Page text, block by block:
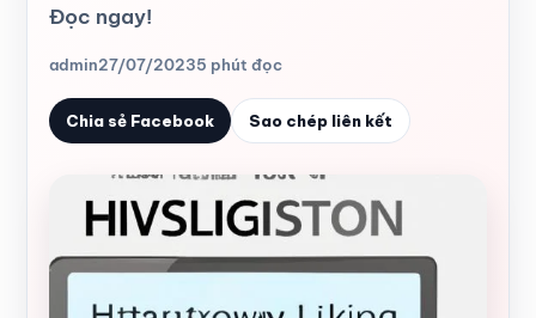
Đọc ngay!
admin27/07/20235 phút đọc
Chia sẻ Facebook Sao chép liên kết